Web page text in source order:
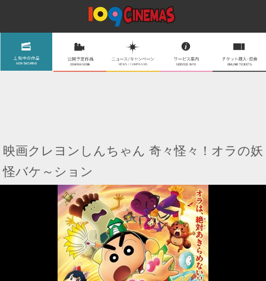
映画クレヨンしんちゃん 奇々怪々！オラの妖
怪バケ～ション